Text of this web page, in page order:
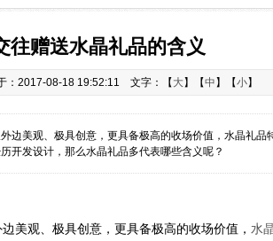
往赠送水晶礼品的含义
：2017-08-18 19:52:11 文字：【 大】【中 】【小】
边美观、极具创意，更具备极高的收场价值，水晶礼品
开发设计，那么水晶礼品多代表哪些含义呢？
美观、极具创意，更具备极高的收场价值， 水